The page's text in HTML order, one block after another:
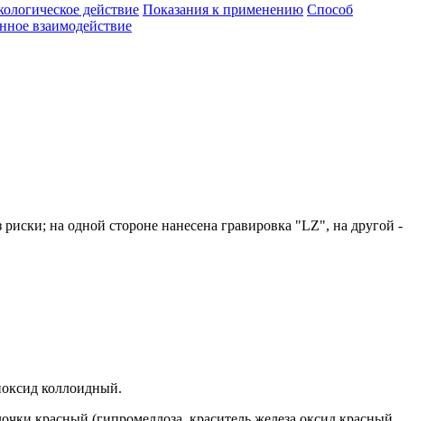
действие Показания к применению Способ
взаимодействие
на одной стороне нанесена гравировка "LZ", на другой -
коллоидный.